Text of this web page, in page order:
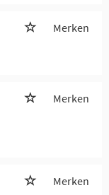
Merken
Merken
Merken